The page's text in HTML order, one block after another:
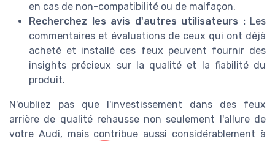
en cas de non-compatibilité ou de malfaçon.
Recherchez les avis d'autres utilisateurs :Les
commentaires et évaluations de ceux qui ont déjà
acheté et installé ces feux peuvent fournir des
insights précieux sur la qualité et la fiabilité du
produit.
N'oubliez pas que l'investissement dans des feux
arrière de qualité rehausse non seulement l'allure de
votre Audi, mais contribue aussi considérablement à